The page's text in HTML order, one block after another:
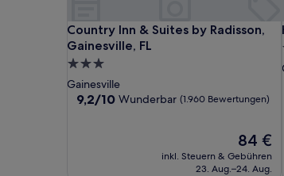
Country Inn & Suites by Radisson,
Gainesville, FL
Country Inn & Suites by Radisson,
3.0-
Sterne-
Unterkunft
Gainesville
9.2
9,2/10 Wunderbar (1.960 Bewertungen)
Der
Preis
beträgt
84 €
inkl. Steuern & Gebühren
23. Aug.–24. Aug.